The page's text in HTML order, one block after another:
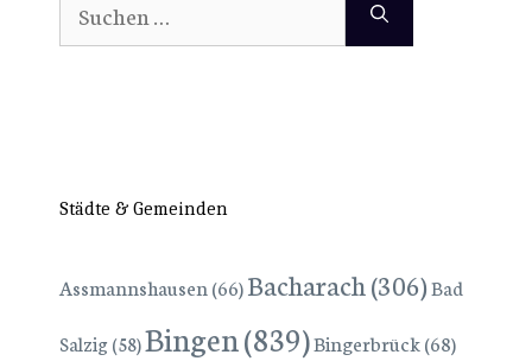
nach:
Städte & Gemeinden
Assmannshausen (66)Bacharach(306)Bad
Salzig(58)Bingen(839)Bingerbrück(68)